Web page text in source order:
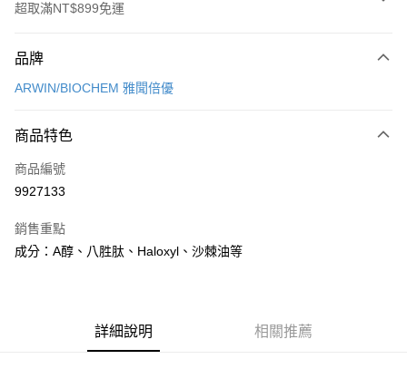
超取滿NT$899免運
信用卡一次付款
Apple Pay
街口支付
Google Pay
品牌
ARWIN/BIOCHEM 雅聞倍優
商品特色
商品編號
9927133
銷售重點
成分：A醇、八胜肽、Haloxyl、沙棘油等
詳細說明 相關推薦